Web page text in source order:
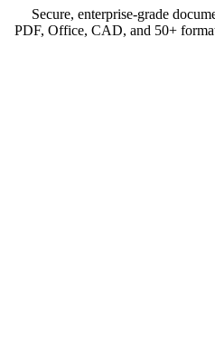
Secure, enterprise-grade
PDF, Office, CAD, and 50+